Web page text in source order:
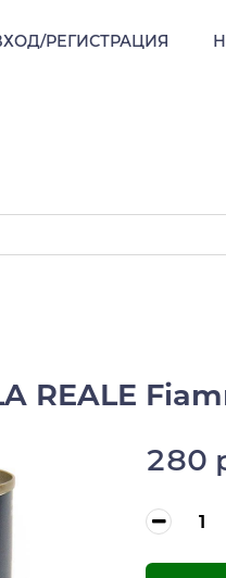
РЕГИСТРАЦИЯ
REALE
280